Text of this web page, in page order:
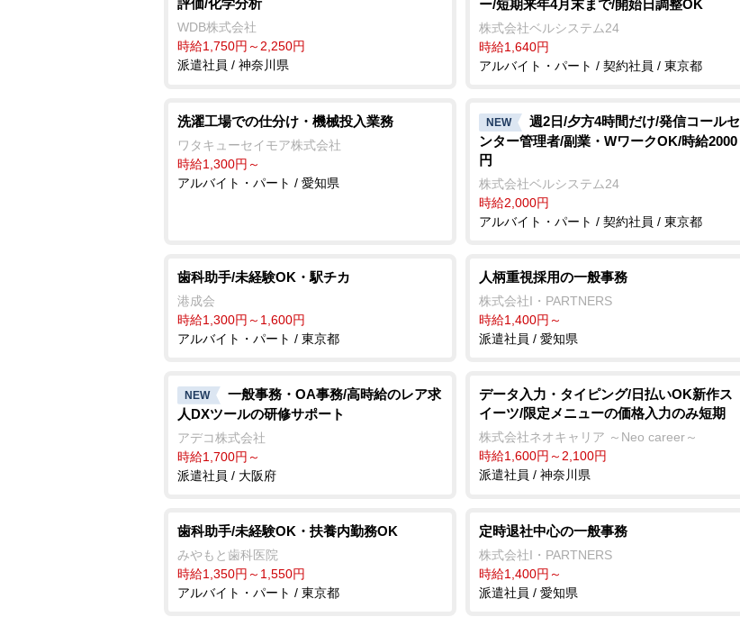
評価/化学分析
WDB株式会社
時給1,750円～2,250円
派遣社員 / 神奈川県
ー/短期来年4月末まで/開始日調整OK
株式会社ベルシステム24
時給1,640円
アルバイト・パート / 契約社員 / 東京都
洗濯工場での仕分け・機械投入業務
ワタキューセイモア株式会社
時給1,300円～
アルバイト・パート / 愛知県
NEW
週2日/夕方4時間だけ/発信コールセ
ンター管理者/副業・WワークOK/時給2000
円
株式会社ベルシステム24
時給2,000円
アルバイト・パート / 契約社員 / 東京都
歯科助手/未経験OK・駅チカ
港成会
時給1,300円～1,600円
アルバイト・パート / 東京都
人柄重視採用の一般事務
株式会社I・PARTNERS
時給1,400円～
派遣社員 / 愛知県
NEW
一般事務・OA事務/高時給のレア求
人DXツールの研修サポート
アデコ株式会社
時給1,700円～
派遣社員 / 大阪府
データ入力・タイピング/日払いOK新作ス
イーツ/限定メニューの価格入力のみ短期
株式会社ネオキャリア ～Neo career～
時給1,600円～2,100円
派遣社員 / 神奈川県
歯科助手/未経験OK・扶養内勤務OK
みやもと歯科医院
時給1,350円～1,550円
アルバイト・パート / 東京都
定時退社中心の一般事務
株式会社I・PARTNERS
時給1,400円～
派遣社員 / 愛知県